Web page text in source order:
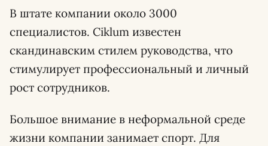
В штате компании около 3000
специалистов. Ciklum известен
скандинавским стилем руководства, что
стимулирует профессиональный и личный
рост сотрудников.
Большое внимание в неформальной среде
жизни компании занимает спорт. Для